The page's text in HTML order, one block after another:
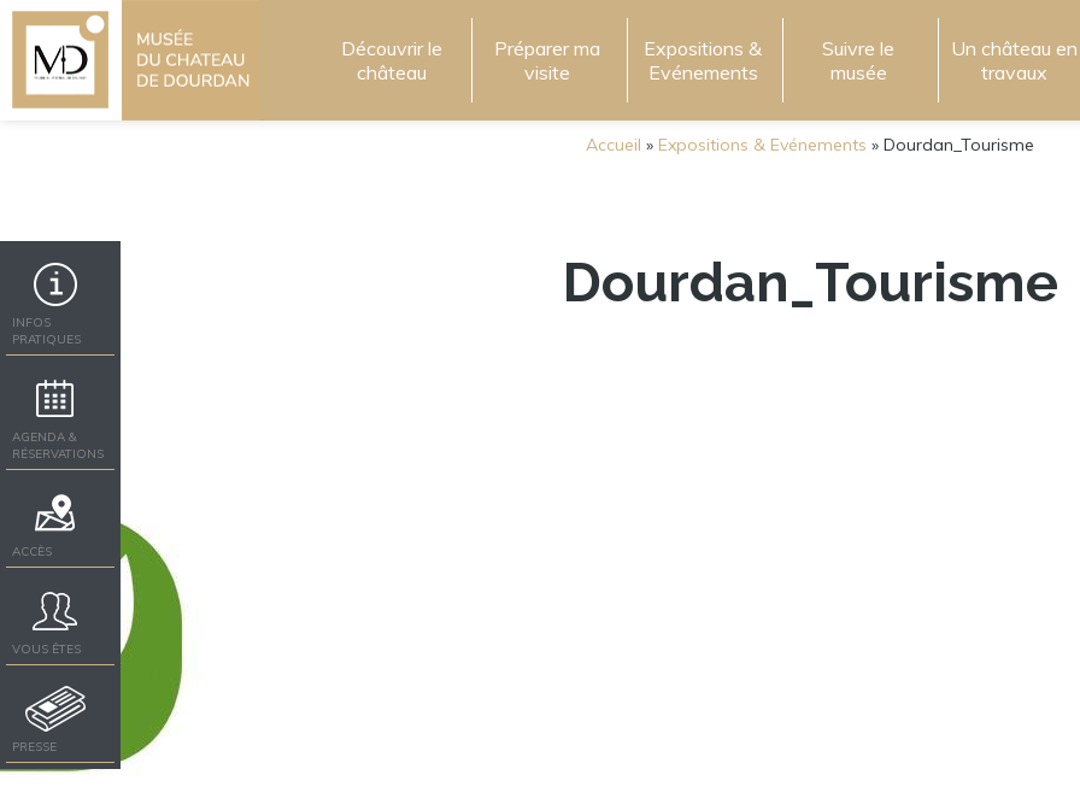
Découvrir le
château
Préparer ma
visite
Expositions &
Evénements
Suivre le
musée
Un château en
travaux
INFOS
PRATIQUES
AGENDA &
RÉSERVATIONS
ACCÈS
VOUS ÊTES
PRESSE
Accueil » Expositions & Evénements » Dourdan_Tourisme
Dourdan_Tourisme